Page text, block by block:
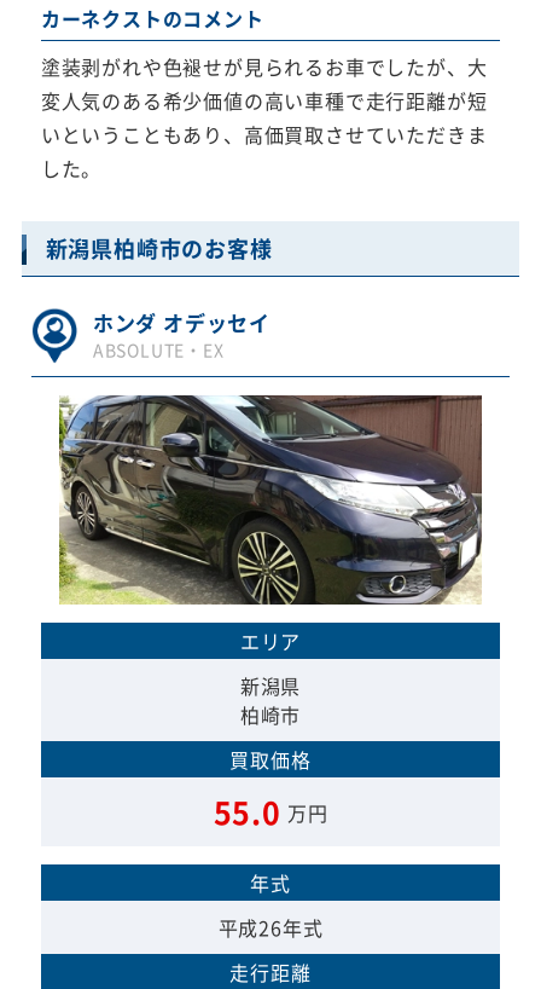
カーネクストのコメント
塗装剥がれや色褪せが見られるお車でしたが、大
変人気のある希少価値の高い車種で走行距離が短
いということもあり、高価買取させていただきま
した。
新潟県柏崎市のお客様
ホンダ オデッセイ
ABSOLUTE・EX
エリア
新潟県
柏崎市
買取価格
55.0 万円
年式
平成26年式
走行距離